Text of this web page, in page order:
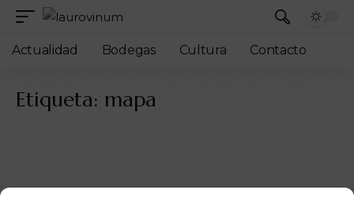
Actualidad Bodegas Cultura Contacto
Etiqueta: mapa